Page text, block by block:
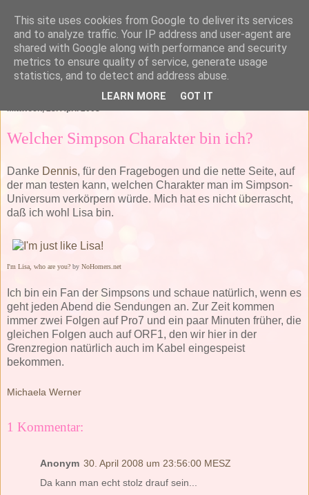
Mittwoch, 23. April 2008
Welcher Simpson Charakter bin ich?
Danke Dennis, für den Fragebogen und die nette Seite, auf
der man testen kann, welchen Charakter man im Simpson-
Universum verkörpern würde. Mich hat es nicht überrascht,
daß ich wohl Lisa bin.
I'm Lisa, who are you? by NoHomers.net
Ich bin ein Fan der Simpsons und schaue natürlich, wenn es
geht jeden Abend die Sendungen an. Zur Zeit kommen
immer zwei Folgen auf Pro7 und ein paar Minuten früher, die
gleichen Folgen auch auf ORF1, den wir hier in der
Grenzregion natürlich auch im Kabel eingespeist
bekommen.
Michaela Werner
1 Kommentar:
Anonym 30. April 2008 um 23:56:00 MESZ
Da kann man echt stolz drauf sein...
This site uses cookies from Google to deliver its services
and to analyze traffic. Your IP address and user-agent are
shared with Google along with performance and security
metrics to ensure quality of service, generate usage
statistics, and to detect and address abuse.
LEARN MORE GOT IT